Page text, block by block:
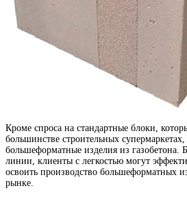
Кроме спроса на стандартные блоки,
большинстве строительных супермаркетах,
большеформатные изделия из газобетона.
линии, клиенты с легкостью могут
освоить производство большеформатных
рынке.